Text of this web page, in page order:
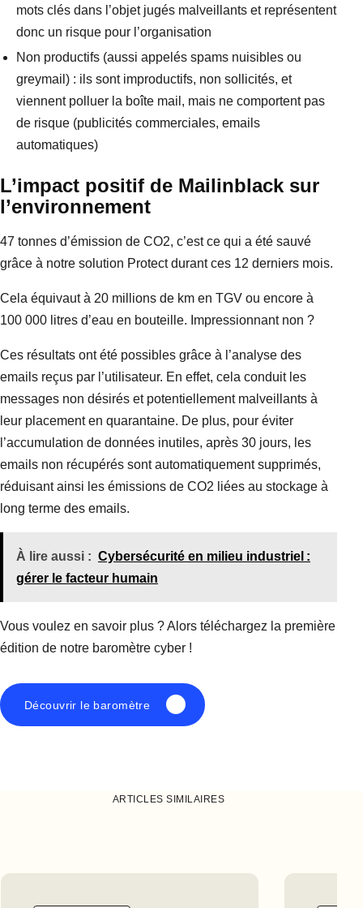
mots clés dans l’objet jugés malveillants et représentent
donc un risque pour l’organisation
Non productifs (aussi appelés spams nuisibles ou
greymail) : ils sont improductifs, non sollicités, et
viennent polluer la boîte mail, mais ne comportent pas
de risque (publicités commerciales, emails
automatiques)
L’impact positif de Mailinblack sur
l’environnement
47 tonnes d’émission de CO2, c’est ce qui a été sauvé
grâce à notre solution Protect durant ces 12 derniers mois.
Cela équivaut à 20 millions de km en TGV ou encore à
100 000 litres d’eau en bouteille. Impressionnant non ?
Ces résultats ont été possibles grâce à l’analyse des
emails reçus par l’utilisateur. En effet, cela conduit les
messages non désirés et potentiellement malveillants à
leur placement en quarantaine. De plus, pour éviter
l’accumulation de données inutiles, après 30 jours, les
emails non récupérés sont automatiquement supprimés,
réduisant ainsi les émissions de CO2 liées au stockage à
long terme des emails.
À lire aussi : Cybersécurité en milieu industriel :
gérer le facteur humain
Vous voulez en savoir plus ? Alors téléchargez la première
édition de notre baromètre cyber !
Découvrir le baromètre
ARTICLES SIMILAIRES